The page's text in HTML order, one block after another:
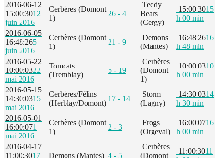
2016-06-12
15:00:3012
juin 2016
Cerbères (Domont
1)
26 - 4
Teddy
Bears
(Cergy)
15:00:3015
h 00 min
2016-06-05
16:48:265
juin 2016
Cerbères (Domont
1)
21 - 9
Demons
(Mantes)
16:48:2616
h 48 min
2016-05-22
10:00:0322
mai 2016
Tomcats
(Tremblay)
5 - 19
Cerbères
(Domont
1)
10:00:0310
h 00 min
2016-05-15
14:30:0315
mai 2016
Cerbères/Félins
(Herblay/Domont)
17 - 14
Storm
(Lagny)
14:30:0314
h 30 min
2016-05-01
16:00:071
mai 2016
Cerbères (Domont
1)
2 - 3
Frogs
(Orgeval)
16:00:0716
h 00 min
2016-04-17
11:00:3017 Demons (Mantes) 4 - 5
Cerbères
(Domont
11:00:3011